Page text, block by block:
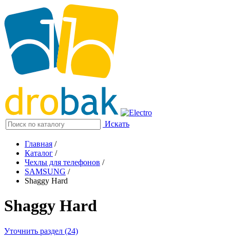
Искать
Главная /
Каталог /
Чехлы для телефонов /
SAMSUNG /
Shaggy Hard
Shaggy Hard
Уточнить раздел (24)